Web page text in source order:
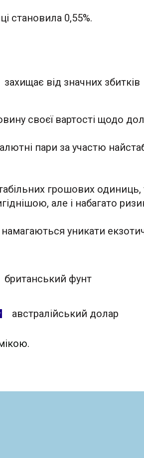
становила 0,55%.
захищає від значних збитків
своєї вартості щодо
пари за участю
грошових одиниць,
але і набагато
уникати
британський фунт
австралійський долар